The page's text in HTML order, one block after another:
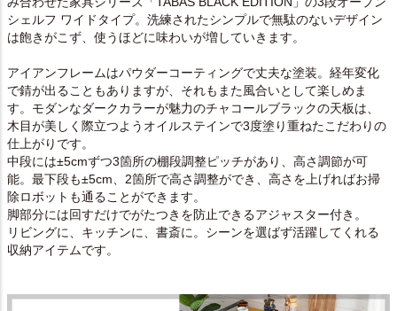
シェルフ ワイドタイプ。洗練されたシンプルで無駄のないデザイン
は飽きがこず、使うほどに味わいが増していきます。
アイアンフレームはパウダーコーティングで丈夫な塗装。経年変化
で錆が出ることもありますが、それもまた風合いとして楽しめま
す。モダンなダークカラーが魅力のチャコールブラックの天板は、
木目が美しく際立つようオイルステインで3度塗り重ねたこだわりの
仕上がりです。
中段には±5cmずつ3箇所の棚段調整ピッチがあり、高さ調節が可
能。最下段も±5cm、2箇所で高さ調整ができ、高さを上げればお掃
除ロボットも通ることができます。
脚部分には回すだけでがたつきを防止できるアジャスター付き。
リビングに、キッチンに、書斎に。シーンを選ばず活躍してくれる
収納アイテムです。